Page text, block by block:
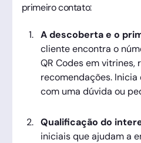
primeiro contato:
A descoberta e o
cliente encontra o
QR Codes em vitrines,
recomendações.
com uma dúvida ou
Qualificação do
iniciais que ajudam a